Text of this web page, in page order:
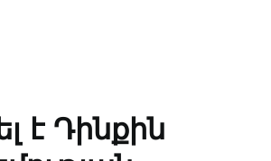
է Դինքին